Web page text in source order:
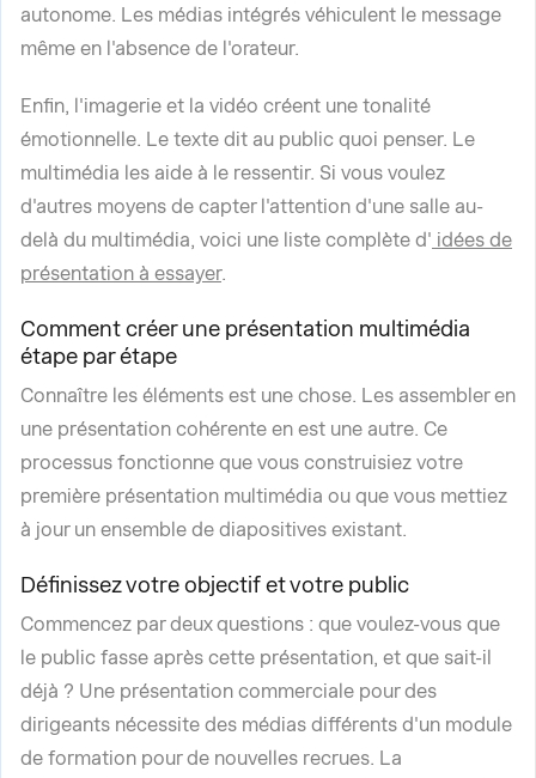
autonome. Les médias intégrés véhiculent le message
même en l'absence de l'orateur.
Enfin, l'imagerie et la vidéo créent une tonalité
émotionnelle. Le texte dit au public quoi penser. Le
multimédia les aide à le ressentir. Si vous voulez
d'autres moyens de capter l'attention d'une salle au-
delà du multimédia, voici une liste complète d' idées de
présentation à essayer.
Comment créer une présentation multimédia
étape par étape
Connaître les éléments est une chose. Les assembler en
une présentation cohérente en est une autre. Ce
processus fonctionne que vous construisiez votre
première présentation multimédia ou que vous mettiez
à jour un ensemble de diapositives existant.
Définissez votre objectif et votre public
Commencez par deux questions : que voulez-vous que
le public fasse après cette présentation, et que sait-il
déjà ? Une présentation commerciale pour des
dirigeants nécessite des médias différents d'un module
de formation pour de nouvelles recrues. La